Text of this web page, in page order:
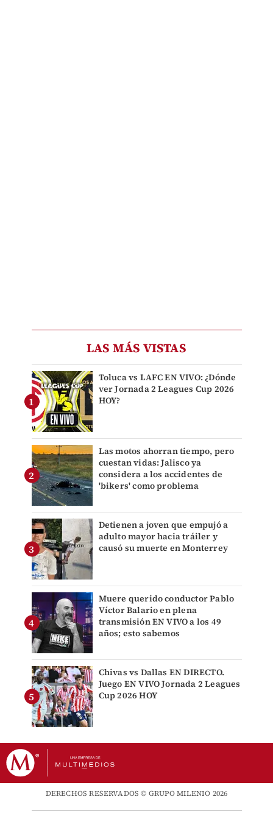
LAS MÁS VISTAS
Toluca vs LAFC EN VIVO: ¿Dónde
ver Jornada 2 Leagues Cup 2026
HOY?
Las motos ahorran tiempo, pero
cuestan vidas: Jalisco ya
considera a los accidentes de
'bikers' como problema
Detienen a joven que empujó a
adulto mayor hacia tráiler y
causó su muerte en Monterrey
Muere querido conductor Pablo
Víctor Balario en plena
transmisión EN VIVO a los 49
años; esto sabemos
Chivas vs Dallas EN DIRECTO.
Juego EN VIVO Jornada 2 Leagues
Cup 2026 HOY
DERECHOS RESERVADOS © GRUPO MILENIO 2026